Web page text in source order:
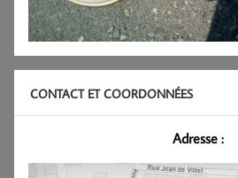
CONTACT ET COORDONNÉES
Adresse :